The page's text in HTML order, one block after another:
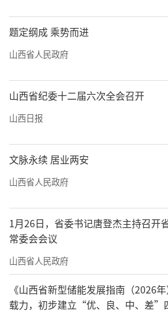
题定纲成 乘势而进
山西省人民政府
山西省纪委十二届六次全会召开
山西日报
文脉永续 居业两安
山西省人民政府
1月26日，省委书记唐登杰主持召开
常委会会议
山西省人民政府
《山西省新型储能发展指南（2026
载力，初步建立“优、良、中、差”